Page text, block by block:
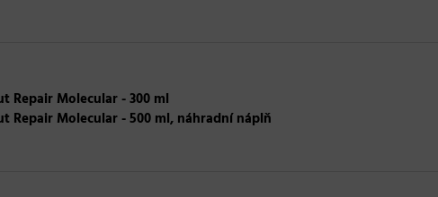
Repair Molecular - 300 ml
Repair Molecular - 500 ml, náhradní náplň